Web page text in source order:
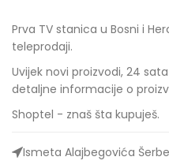
Prva TV stanica u Bosni i
teleprodaji.
Uvijek novi proizvodi, 24
detaljne informacije o
Shoptel - znaš šta kupuješ.
Ismeta Alajbegovića